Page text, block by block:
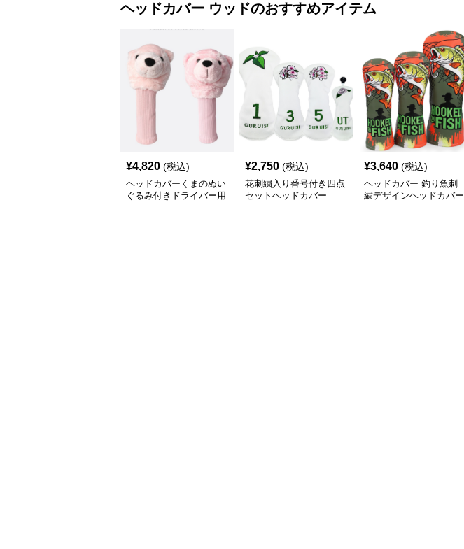
ヘッドカバー ウッドのおすすめアイテム
¥4,820 (税込)
ヘッドカバーくまのぬい
ぐるみ付きドライバー用
¥2,750 (税込)
花刺繍入り番号付き四点
セットヘッドカバー
¥3,640 (税込)
ヘッドカバー 釣り魚刺
繍デザインヘッドカバー